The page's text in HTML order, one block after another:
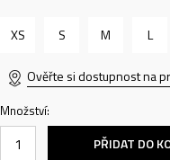
XS S M L
Ověřte si dostupnost na
Množství:
PŘIDAT DO